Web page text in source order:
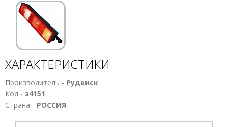
ХАРАКТЕРИСТИКИ
Производитель - Руденск
Код - э4151
Страна - РОССИЯ